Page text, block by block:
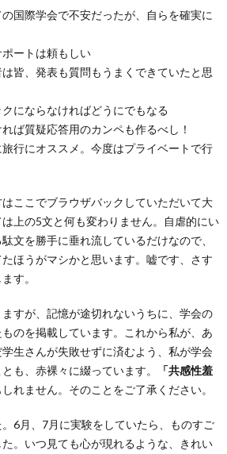
国際学会で不安だったが、自らを確実に
ポートは頼もしい
は皆、発表も質問もうまくできていたと思
にならなければどうにでもなる
ば質疑応答用のカンペも作るべし！
旅行にオススメ。今度はプライベートで行
ここでブラウザバックしていただいて大
上の5文と何も変わりません。自虐的にい
文を勝手に垂れ流しているだけなので、
ほうがマシかと思います。嘘です、さす
す。
すが、記憶が途切れないうちに、学会の
のを掲載しています。これから私が、あ
生さんが失敗せずに済むよう、私が学会
も、赤裸々に綴っています。
「共感性羞
れません。そのことをご了承ください。
6月、7月に実験をしていたら、ものすご
。いつ見ても心が現れるような、きれい